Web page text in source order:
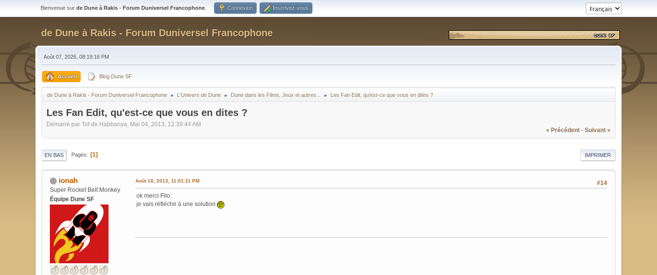
Bienvenue sur de Dune à Rakis - Forum Duniversel Francophone Connexion Inscrivez-vous
de Dune à Rakis - Forum Duniversel Francophone
Août 07, 2026, 08:19:16 PM
Accueil Blog Dune SF
de Dune à Rakis - Forum Duniversel Francophone ► L'Univers de Dune ► Dune dans les Films, Jeux et autres... ► Les Fan Edit, qu'est-ce que vous en dites ?
Les Fan Edit, qu'est-ce que vous en dites ?
Démarré par Tof de Habbanya, Mai 04, 2013, 12:39:44 AM
« Précédent - Suivant »
IMPRIMER
EN BAS Pages 1
ionah
Super Rocket Belt Monkey
Équipe Dune SF
#14
Août 18, 2013, 11:01:11 PM
ok merci Filo.
je vais réfléchir à une solution